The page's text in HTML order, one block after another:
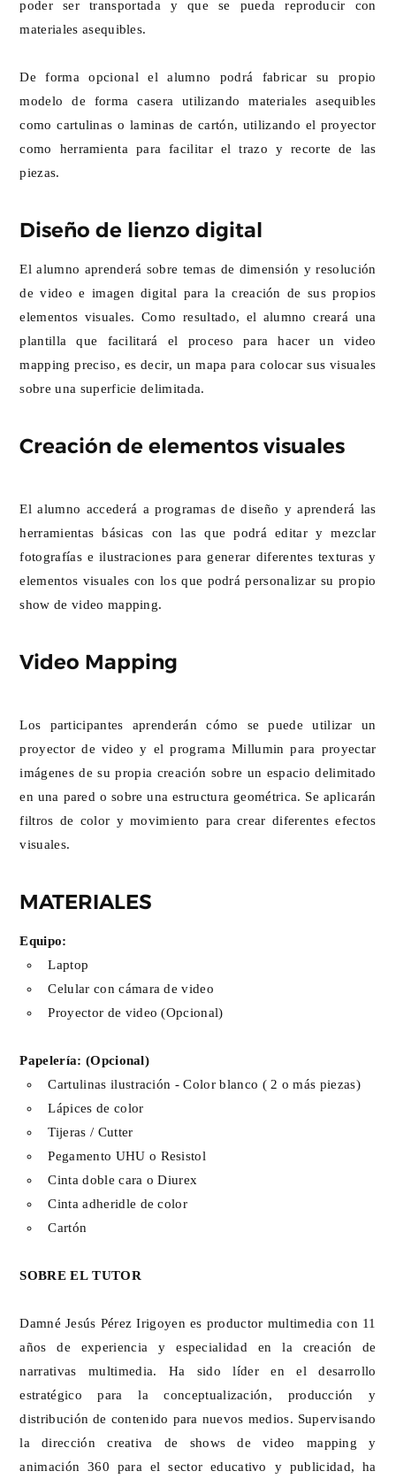
poder ser transportada y que se pueda reproducir con
materiales asequibles.
De forma opcional el alumno podrá fabricar su propio
modelo de forma casera utilizando materiales asequibles
como cartulinas o laminas de cartón, utilizando el proyector
como herramienta para facilitar el trazo y recorte de las
piezas.
Diseño de lienzo digital
El alumno aprenderá sobre temas de dimensión y resolución
de video e imagen digital para la creación de sus propios
elementos visuales. Como resultado, el alumno creará una
plantilla que facilitará el proceso para hacer un video
mapping preciso, es decir, un mapa para colocar sus visuales
sobre una superficie delimitada.
Creación de elementos visuales
El alumno accederá a programas de diseño y aprenderá las
herramientas básicas con las que podrá editar y mezclar
fotografías e ilustraciones para generar diferentes texturas y
elementos visuales con los que podrá personalizar su propio
show de video mapping.
Video Mapping
Los participantes aprenderán cómo se puede utilizar un
proyector de video y el programa Millumin para proyectar
imágenes de su propia creación sobre un espacio delimitado
en una pared o sobre una estructura geométrica. Se aplicarán
filtros de color y movimiento para crear diferentes efectos
visuales.
MATERIALES
Equipo:
Laptop
Celular con cámara de video
Proyector de video (Opcional)
Papelería: (Opcional)
Cartulinas ilustración - Color blanco ( 2 o más piezas)
Lápices de color
Tijeras / Cutter
Pegamento UHU o Resistol
Cinta doble cara o Diurex
Cinta adheridle de color
Cartón
SOBRE EL TUTOR
Damné Jesús Pérez Irigoyen es productor multimedia con 11
años de experiencia y especialidad en la creación de
narrativas multimedia. Ha sido líder en el desarrollo
estratégico para la conceptualización, producción y
distribución de contenido para nuevos medios. Supervisando
la dirección creativa de shows de video mapping y
animación 360 para el sector educativo y publicidad, ha